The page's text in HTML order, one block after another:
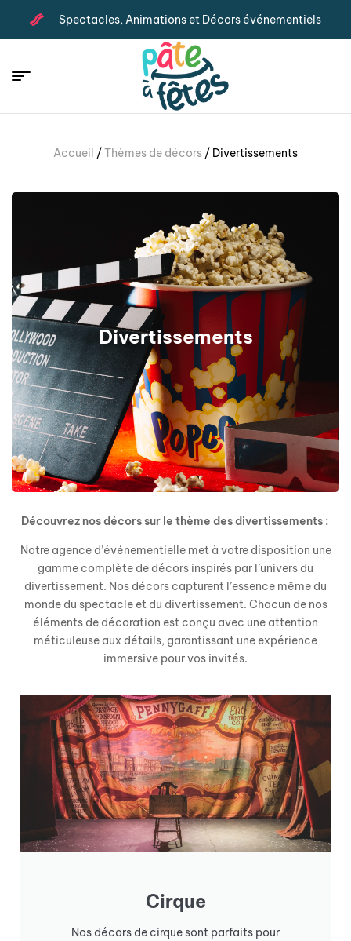
Spectacles, Animations et Décors événementiels
Accueil /Thèmes de décors / Divertissements
Divertissements
Découvrez nos décors sur le thème des divertissements :
Notre agence d’événementielle met à votre disposition une
gamme complète de décors inspirés par l’univers du
divertissement. Nos décors capturent l’essence même du
monde du spectacle et du divertissement. Chacun de nos
éléments de décoration est conçu avec une attention
méticuleuse aux détails, garantissant une expérience
immersive pour vos invités.
Cirque
Nos décors de cirque sont parfaits pour